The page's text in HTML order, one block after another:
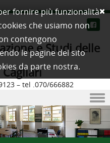
e Studi delle
– tel .070/666882
fornire più funzionalità
che usiamo non
contengono
le pagine del sito
da parte nostra.